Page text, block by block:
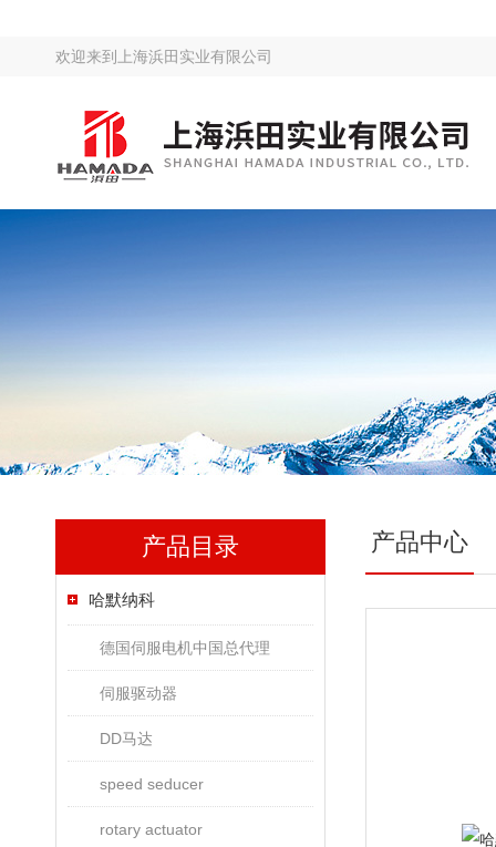
欢迎来到 上海浜田实业有限公司
产品目录
哈默纳科
德国伺服电机中国总代理
伺服驱动器
DD马达
speed seducer
rotary actuator
产品中心